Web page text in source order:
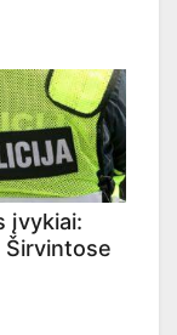
įvykiai: